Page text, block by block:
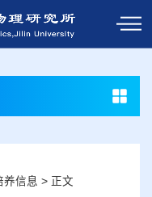
养信息 > 正文